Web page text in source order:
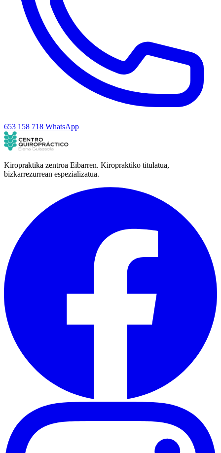
653 158 718 WhatsApp
Kiropraktika zentroa Eibarren. Kiropraktiko titulatua,
bizkarrezurrean espezializatua.